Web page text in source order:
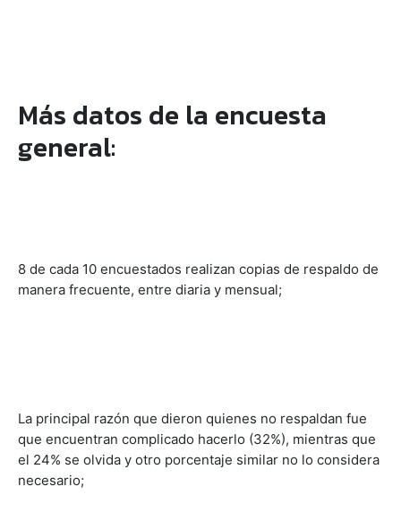
Más datos de la encuesta
general:
8 de cada 10 encuestados realizan copias de respaldo de
manera frecuente, entre diaria y mensual;
La principal razón que dieron quienes no respaldan fue
que encuentran complicado hacerlo (32%), mientras que
el 24% se olvida y otro porcentaje similar no lo considera
necesario;